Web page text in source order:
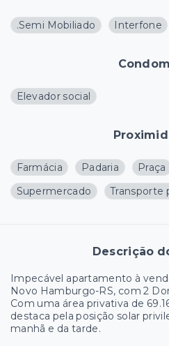
.Semi Mobiliado Interfone
Elevador social
Farmácia Padaria Praça
Supermercado
Transporte
Descrição
Impecável apartamento à
Novo Hamburgo-RS, com 2
Com uma área privativa de
destaca pela posição solar
manhã e da tarde.